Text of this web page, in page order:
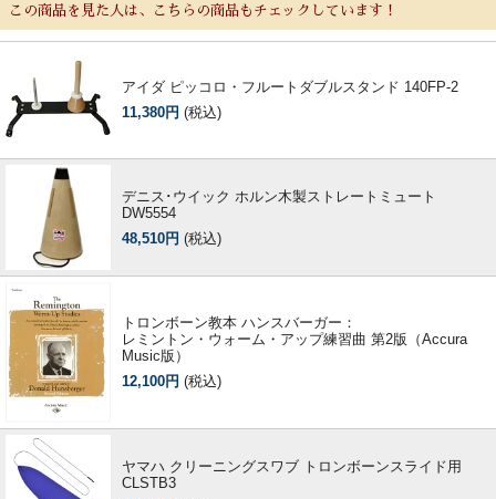
この商品を見た人は、こちらの商品もチェックしています！
アイダ ピッコロ・フルートダブルスタンド 140FP-2
11,380円 (税込)
デニス･ウイック ホルン木製ストレートミュート
DW5554
48,510円 (税込)
トロンボーン教本 ハンスバーガー：
レミントン・ウォーム・アップ練習曲 第2版（Accura
Music版）
12,100円 (税込)
ヤマハ クリーニングスワブ トロンボーンスライド用
CLSTB3